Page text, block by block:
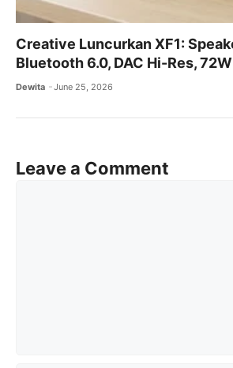
Creative Luncurkan XF1:
Bluetooth 6.0, DAC Hi-Res, 72W
Dewita June 25, 2026
Leave a Comment